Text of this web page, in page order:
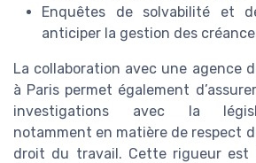
Enquêtes de solvabilité et
anticiper la gestion des
La collaboration avec une agence
à Paris permet également
investigations avec la
notamment en matière de respect
droit du travail. Cette rigueur est